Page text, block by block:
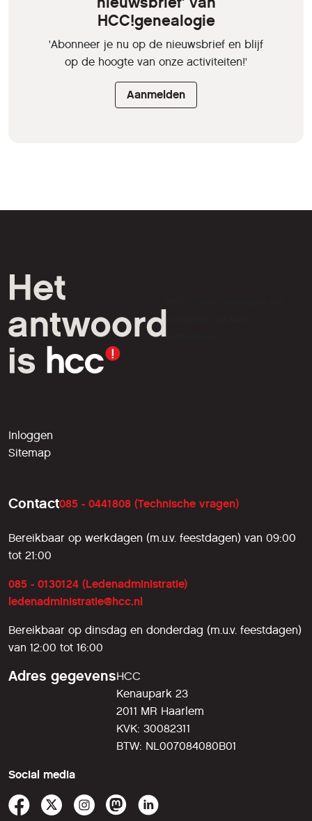
HCC!genealogie
'Abonneer je nu op de nieuwsbrief en blijf
op de hoogte van onze activiteiten!'
Aanmelden
liefhebbers.
Inloggen
Sitemap
Contact085 - 0441808 (Technische vragen)
Bereikbaar op werkdagen (m.u.v. feestdagen) van 09:00
tot 21:00
085 - 0130124 (Ledenadministratie)
ledenadministratie@hcc.nl
Bereikbaar op dinsdag en donderdag (m.u.v. feestdagen)
van 12:00 tot 16:00
Adres gegevensHCC
Kenaupark 23
2011 MR Haarlem
KVK: 30082311
BTW: NL007084080B01
Social media